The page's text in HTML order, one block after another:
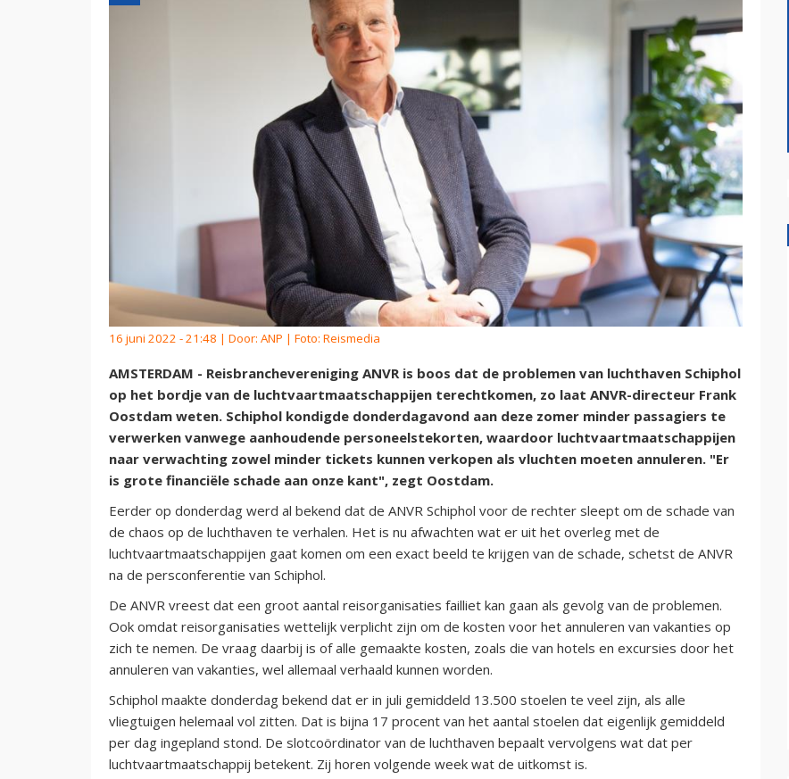
16 juni 2022 - 21:48 | Door: ANP | Foto: Reismedia
AMSTERDAM - Reisbranchevereniging ANVR is boos dat de problemen van luchthaven Schiphol
op het bordje van de luchtvaartmaatschappijen terechtkomen, zo laat ANVR-directeur Frank
Oostdam weten. Schiphol kondigde donderdagavond aan deze zomer minder passagiers te
verwerken vanwege aanhoudende personeelstekorten, waardoor luchtvaartmaatschappijen
naar verwachting zowel minder tickets kunnen verkopen als vluchten moeten annuleren. "Er
is grote financiële schade aan onze kant", zegt Oostdam.
Eerder op donderdag werd al bekend dat de ANVR Schiphol voor de rechter sleept om de schade van
de chaos op de luchthaven te verhalen. Het is nu afwachten wat er uit het overleg met de
luchtvaartmaatschappijen gaat komen om een exact beeld te krijgen van de schade, schetst de ANVR
na de persconferentie van Schiphol.
De ANVR vreest dat een groot aantal reisorganisaties failliet kan gaan als gevolg van de problemen.
Ook omdat reisorganisaties wettelijk verplicht zijn om de kosten voor het annuleren van vakanties op
zich te nemen. De vraag daarbij is of alle gemaakte kosten, zoals die van hotels en excursies door het
annuleren van vakanties, wel allemaal verhaald kunnen worden.
Schiphol maakte donderdag bekend dat er in juli gemiddeld 13.500 stoelen te veel zijn, als alle
vliegtuigen helemaal vol zitten. Dat is bijna 17 procent van het aantal stoelen dat eigenlijk gemiddeld
per dag ingepland stond. De slotcoördinator van de luchthaven bepaalt vervolgens wat dat per
luchtvaartmaatschappij betekent. Zij horen volgende week wat de uitkomst is.